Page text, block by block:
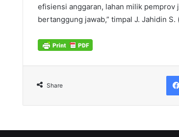
efisiensi anggaran, lahan milik
bertanggung jawab,” timpal J. Jahidin S.
Share